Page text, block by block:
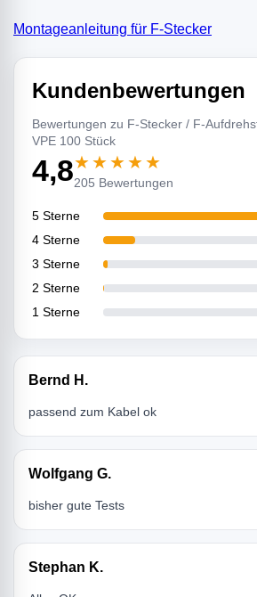
Montageanleitung für F-Stecker
Kundenbewertungen
Bewertungen zu F-Stecker / F-
VPE 100 Stück
4,8★★★★★
205 Bewertungen
5 Sterne
4 Sterne
3 Sterne
2 Sterne
1 Sterne
Bernd H.
passend zum Kabel ok
Wolfgang G.
bisher gute Tests
Stephan K.